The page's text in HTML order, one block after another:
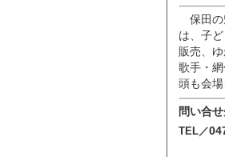
保田の
は、子
販売、
歌手・
頭も会
問い合
TEL／